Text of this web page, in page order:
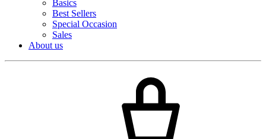
Basics
Best Sellers
Special Occasion
Sales
About us